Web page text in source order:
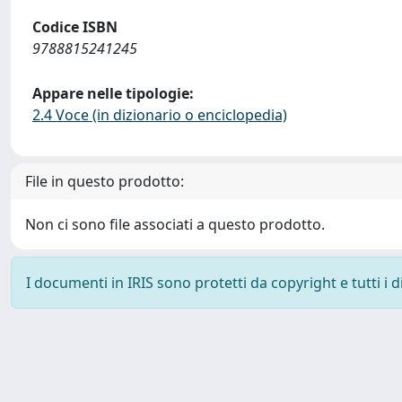
Codice ISBN
9788815241245
Appare nelle tipologie:
2.4 Voce (in dizionario o enciclopedia)
File in questo prodotto:
Non ci sono file associati a questo prodotto.
I documenti in IRIS sono protetti da copyright e tutti i